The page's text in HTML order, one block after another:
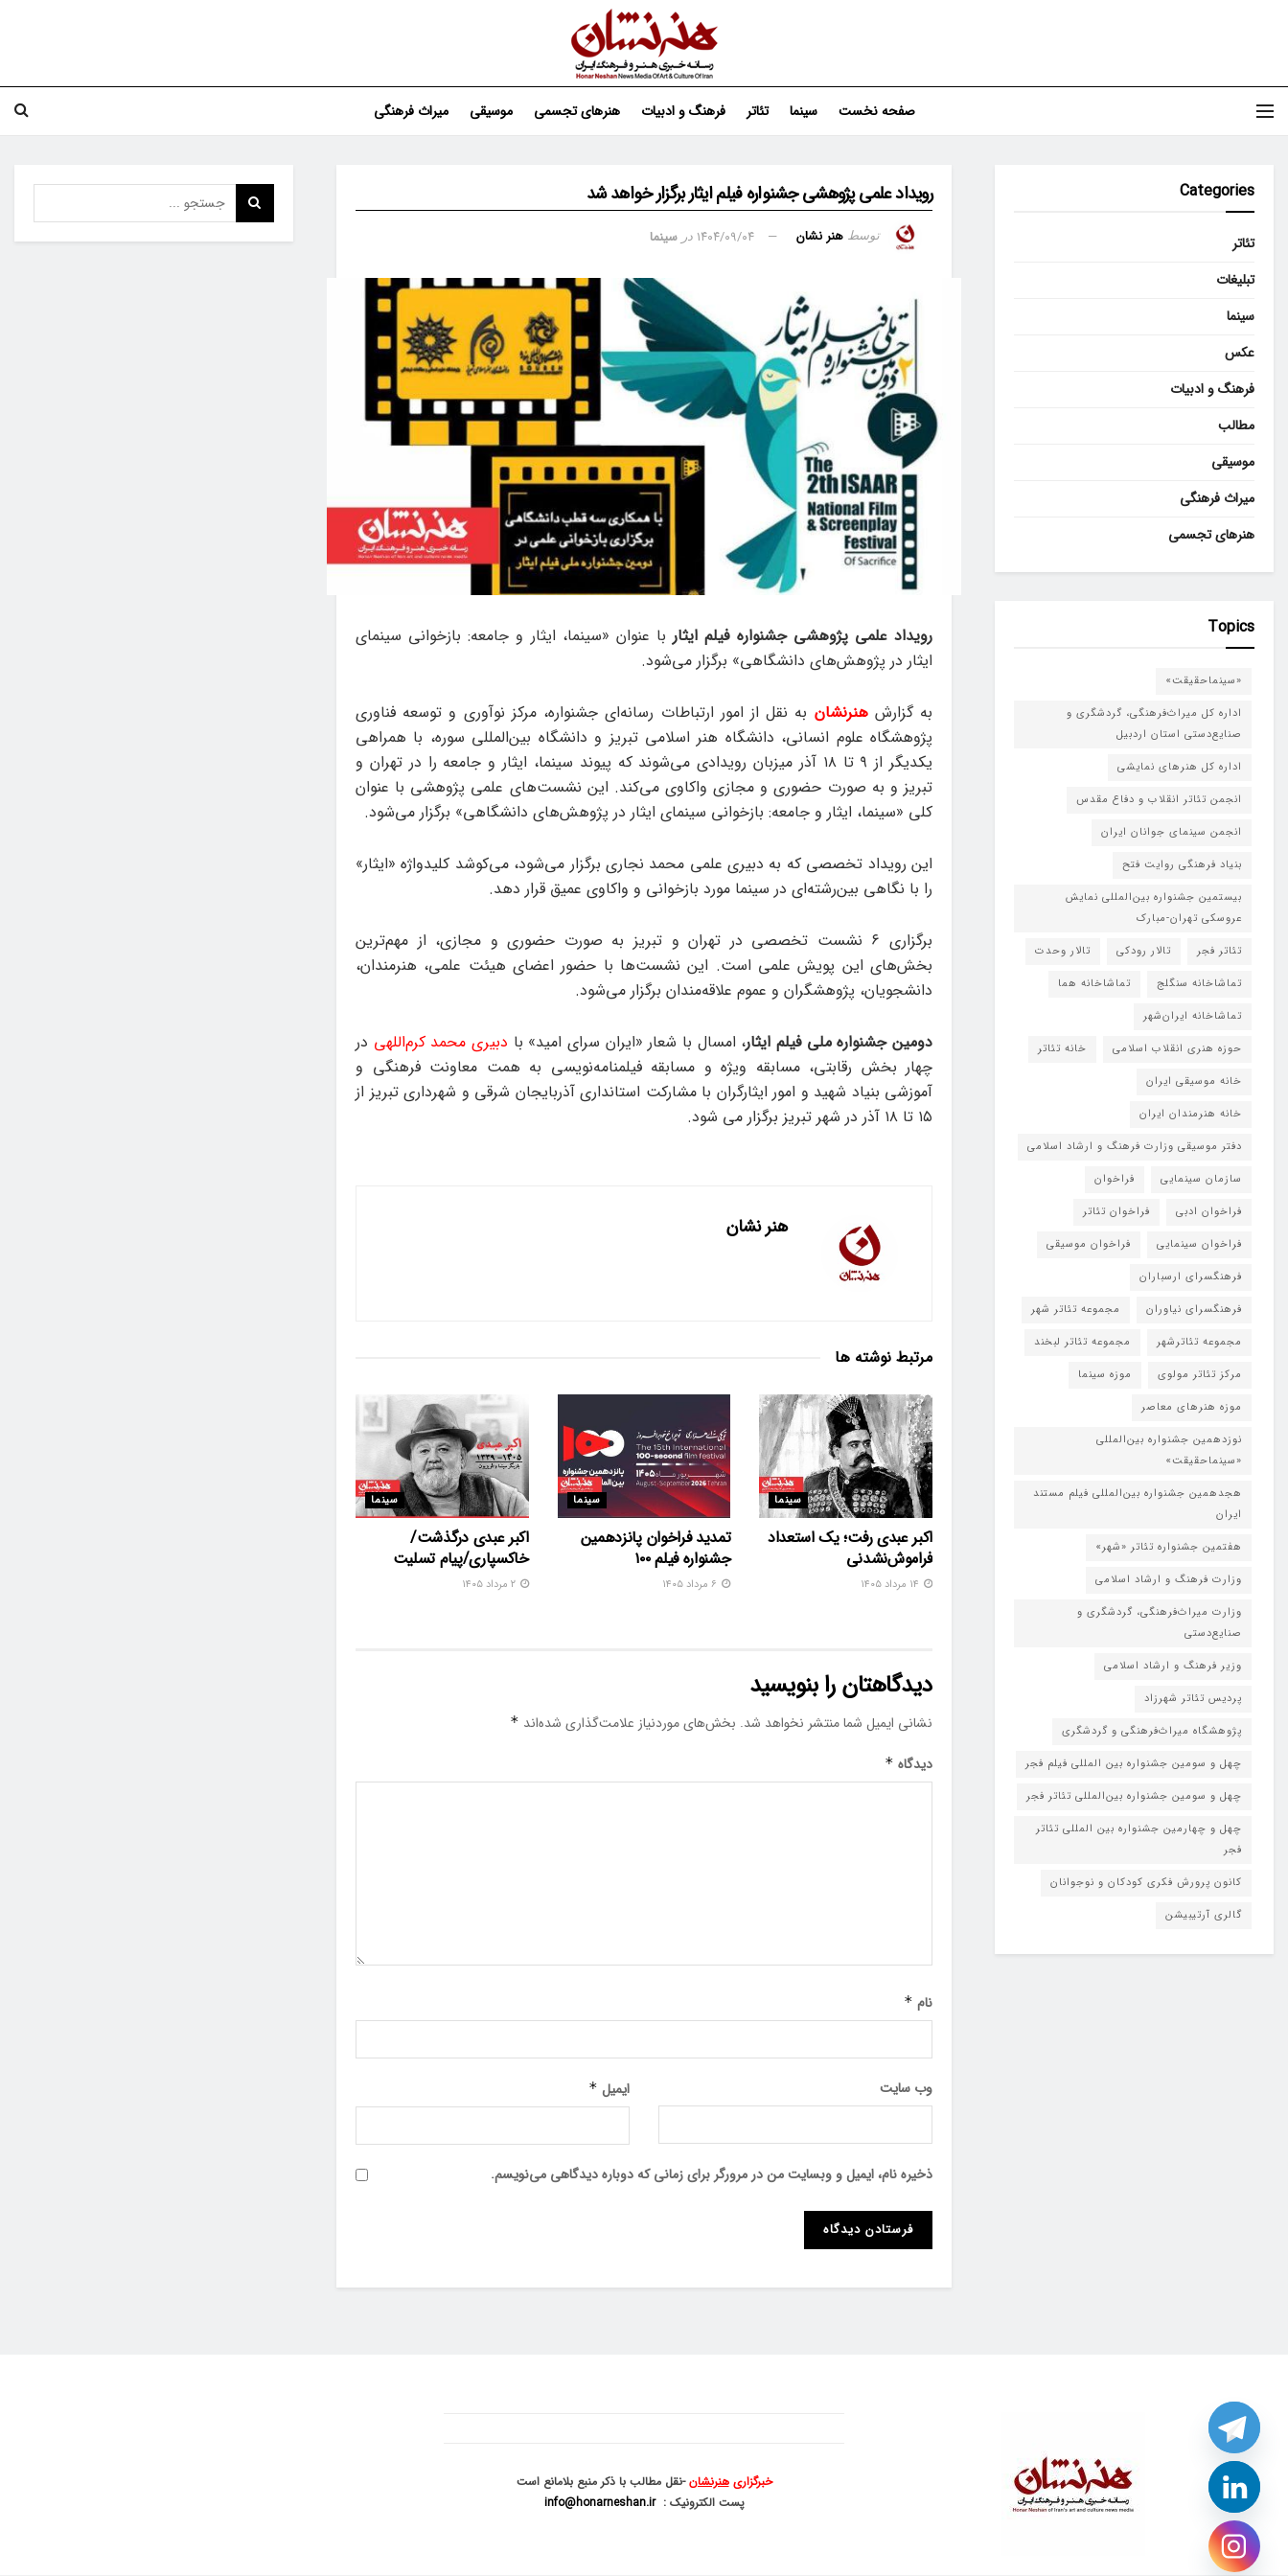
صفحه نخست سینما تئاتر فرهنگ و ادبیات هنرهای تجسمی موسیقی میراث فرهنگی
رویداد علمی پژوهشی جشنواره فیلم ایثار برگزار خواهد شد
توسط هنر نشان ۱۴۰۴/۰۹/۰۴ در سینما
رویداد علمی پژوهشی جشنواره فیلم ایثاربا عنوان «سینما، ایثار و جامعه: بازخوانی سینمای
ایثار در پژوهش‌های دانشگاهی» برگزار می‌شود.
به گزارشهنرنشان به نقل از امور ارتباطات رسانه‌ای جشنواره، مرکز نوآوری و توسعه فناوری
پژوهشگاه علوم انسانی، دانشگاه هنر اسلامی تبریز و دانشگاه بین‌المللی سوره، با همراهی
یکدیگر از ۹ تا ۱۸ آذر میزبان رویدادی می‌شوند که پیوند سینما، ایثار و جامعه را در تهران و
تبریز و به صورت حضوری و مجازی واکاوی می‌کند. این نشست‌های علمی پژوهشی با عنوان
کلی «سینما، ایثار و جامعه: بازخوانی سینمای ایثار در پژوهش‌های دانشگاهی» برگزار می‌شود.
این رویداد تخصصی که به دبیری علمی محمد نجاری برگزار می‌شود، می‌کوشد کلیدواژه «ایثار»
را با نگاهی بین‌رشته‌ای در سینما مورد بازخوانی و واکاوی عمیق قرار دهد.
برگزاری ۶ نشست تخصصی در تهران و تبریز به صورت حضوری و مجازی، از مهم‌ترین
بخش‌های این پویش علمی است. این نشست‌ها با حضور اعضای هیئت علمی، هنرمندان،
دانشجویان، پژوهشگران و عموم علاقه‌مندان برگزار می‌شود.
دومین جشنواره ملی فیلم ایثار، امسال با شعار «ایران سرای امید» با دبیری محمد کرم‌اللهی در
چهار بخش رقابتی، مسابقه ویژه و مسابقه فیلمنامه‌نویسی به همت معاونت فرهنگی و
آموزشی بنیاد شهید و امور ایثارگران با مشارکت استانداری آذربایجان شرقی و شهرداری تبریز از
۱۵ تا ۱۸ آذر در شهر تبریز برگزار می شود.
هنر نشان
مرتبط نوشته ها
سینما
اکبر عبدی رفت؛ یک استعداد
فراموش‌نشدنی
سینما
تمدید فراخوان پانزدهمین
جشنواره فیلم ۱۰۰
سینما
اکبر عبدی درگذشت/
خاکسپاری/پیام تسلیت
۲ مرداد ۱۴۰۵
دیدگاهتان را بنویسید
نشانی ایمیل شما منتشر نخواهد شد. بخش‌های موردنیاز علامت‌گذاری شده‌اند *
دیدگاه *
نام *
ایمیل * وب‌ سایت
ذخیره نام، ایمیل و وبسایت من در مرورگر برای زمانی که دوباره دیدگاهی می‌نویسم.
Categories
تئاتر
تبلیغات
سینما
عکس
فرهنگ و ادبیات
مطالب
موسیقی
میراث فرهنگی
هنرهای تجسمی
Topics
«سینماحقیقت»
اداره کل میراث‌فرهنگی، گردشگری و
صنایع‌دستی استان اردبیل
اداره کل هنرهای نمایشی
انجمن تئاتر انقلاب و دفاع مقدس
انجمن سینمای جوانان ایران
بنیاد فرهنگی روایت فتح
بیستمین جشنواره بین‌المللی نمایش
عروسکی تهران-مبارک
تئاتر فجر
تالار رودکی
تالار وحدت
تماشاخانه سنگلج
تماشاخانه هما
تماشاخانه‌ ایران‌شهر
حوزه هنری انقلاب اسلامی
خانه تئاتر
خانه موسیقی ایران
خانه هنرمندان ایران
دفتر موسیقی وزارت فرهنگ و ارشاد اسلامی
سازمان سینمایی
فراخوان
فراخوان ادبی
فراخوان تئاتر
فراخوان سینمایی
فراخوان موسیقی
فرهنگسرای ارسباران
فرهنگسرای نیاوران
مجموعه تئاتر شهر
مجموعه تئاترشهر
مجموعه تئاتر لبخند
مرکز تئاتر مولوی
موزه سینما
موزه هنرهای معاصر
نوزدهمین جشنواره بین‌المللی
«سینماحقیقت»
هجدهمین جشنواره بین‌المللی فیلم مستند
ایران
هفتمین جشنواره تئاتر «شهر»
وزارت فرهنگ و ارشاد اسلامی
وزارت میراث‌فرهنگی، گردشگری و
صنایع‌دستی
وزیر فرهنگ و ارشاد اسلامی
پردیس تئاتر شهرزاد
پژوهشگاه میراث‌فرهنگی و گردشگری
چهل و سومین جشنواره بین المللی فیلم فجر
چهل و سومین جشنواره بین‌المللی تئاتر فجر
چهل و چهارمین جشنواره بین المللی تئاتر
فجر
کانون پرورش فکری کودکان و نوجوانان
گالری آرتیبیشن
خبرگزاریهنرنشان-نقل مطالب با ذکر منبع بلامانع است
پست الکترونیک :info@honarneshan.ir